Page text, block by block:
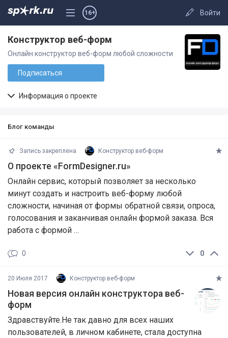
Войти
16+
Конструктор веб-форм
Онлайн конструктор веб-форм любой сложности
Подписаться
Информация о проекте
Блог команды
Запись закреплена Конструктор веб-форм
О проекте «FormDesigner.ru»
Онлайн сервис, который позволяет за несколько
минут создать и настроить веб-форму любой
сложности, начиная от формы обратной связи, опроса,
голосования и заканчивая онлайн формой заказа. Вся
работа с формой …
0
0
20 Июля 2017 Конструктор веб-форм
Новая версия онлайн конструктора веб-
форм
Здравствуйте.Не так давно для всех наших
пользователей, в личном кабинете, стала доступна